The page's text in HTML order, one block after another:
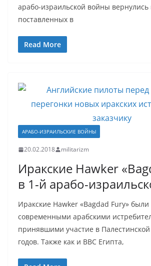
арабо-израильской войны
поставленных в
Read More
АРАБО-ИЗРАИЛЬСКИЕ ВОЙНЫ
20.02.2018 militarizm
Иракские Hawker
в 1-й арабо-
Иракские Hawker «Bagdad Fury»
современными арабскими
принявшими участие в
годов. Также как и ВВС Египта,